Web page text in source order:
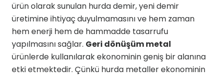
ürün olarak sunulan hurda demir, yeni demir
üretimine ihtiyaç duyulmamasını ve hem zaman
hem enerji hem de hammadde tasarrufu
yapılmasını sağlar. Geri dönüşüm metal
ürünlerde kullanılarak ekonominin geniş bir alanına
etki etmektedir. Çünkü hurda metaller ekonominin